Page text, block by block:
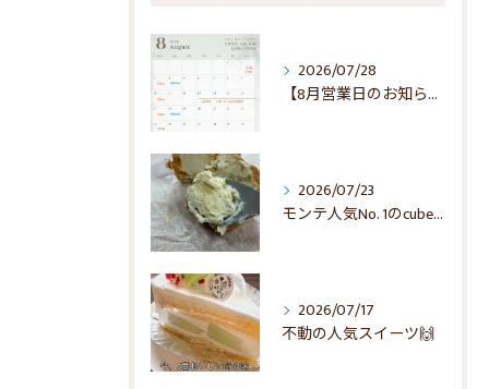
2026/07/28
【8月営業日のお知らせ】🌻
2026/07/23
モンテ人気No. 1のcubeでシュー☺️
2026/07/17
不動の人気スイーツ🙌